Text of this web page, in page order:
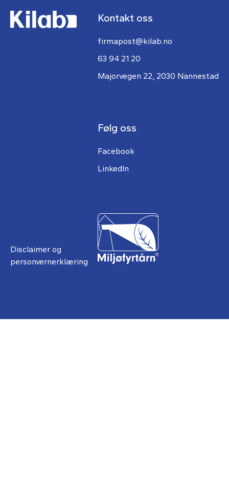
Kontakt oss
firmapost@kilab.no
63 94 21 20
Majorvegen 22, 2030 Nannestad
Følg oss
Facebook
LinkedIn
Disclaimer og
personvernerklæring